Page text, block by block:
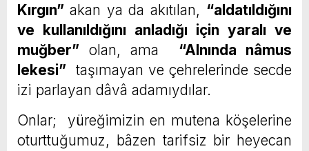
Kırgın” akan ya da akıtılan, “aldatıldığını
ve kullanıldığını anladığı için yaralı ve
muğber” olan, ama “Alnında nâmus
lekesi” taşımayan ve çehrelerinde secde
izi parlayan dâvâ adamıydılar.
Onlar; yüreğimizin en mutena köşelerine
oturttuğumuz, bâzen tarifsiz bir heyecan